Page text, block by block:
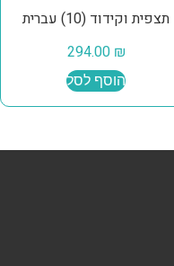
תצפית וקידוד (10) עברית
294.00 ₪
הוסף לסל